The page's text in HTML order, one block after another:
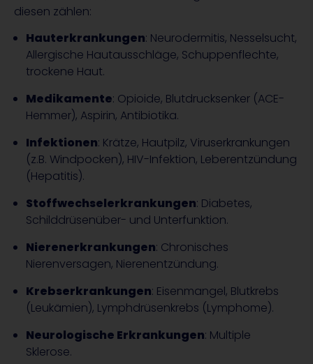
diesen zählen:
Hauterkrankungen: Neurodermitis, Nesselsucht,
Allergische Hautausschläge, Schuppenflechte,
trockene Haut.
Medikamente: Opioide, Blutdrucksenker (ACE-
Hemmer), Aspirin, Antibiotika.
Infektionen: Krätze, Hautpilz, Viruserkrankungen
(z.B. Windpocken), HIV-Infektion, Leberentzündung
(Hepatitis).
Stoffwechselerkrankungen: Diabetes,
Schilddrüsenüber- und Unterfunktion.
Nierenerkrankungen: Chronisches
Nierenversagen, Nierenentzündung.
Krebserkrankungen: Eisenmangel, Blutkrebs
(Leukämien), Lymphdrüsenkrebs (Lymphome).
Neurologische Erkrankungen: Multiple
Sklerose.